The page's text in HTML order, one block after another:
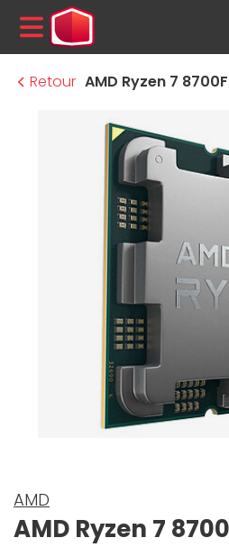
MENU
Retour AMD Ryzen 7
AMD
AMD Ryzen 7